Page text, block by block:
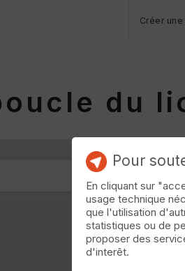
Créer une
du
Pour
En cliquant sur
usage technique
que l'utilisation
statistiques ou de
proposer des
d'interêt.